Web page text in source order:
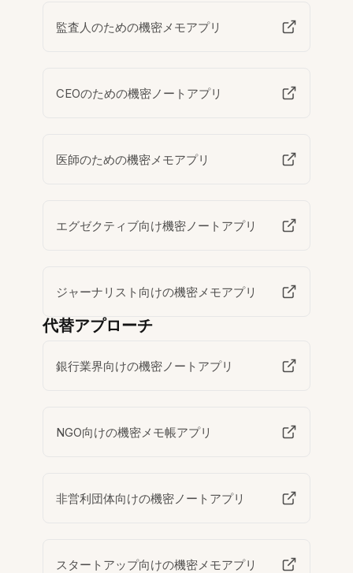
監査人のための機密メモアプリ
CEOのための機密ノートアプリ
医師のための機密メモアプリ
エグゼクティブ向け機密ノートアプリ
ジャーナリスト向けの機密メモアプリ
代替アプローチ
銀行業界向けの機密ノートアプリ
NGO向けの機密メモ帳アプリ
非営利団体向けの機密ノートアプリ
スタートアップ向けの機密メモアプリ